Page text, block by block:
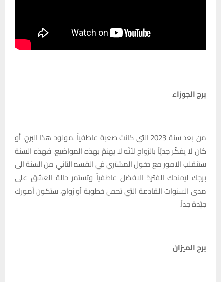
برج الجوزاء
من بعد سنة 2023 التي كانت صعبة عاطفياً لمولود هذا البرج، أو
كان لا يفكّر جديّاً بالزواج لأنّه لا يهنمّ بهذه المواضيع. فهذه السنة
ستنقلب الامور مع دخول المشتري في القسم الثاني من السنة الى
برجك ليمنحك الفترة الافضل عاطفياً وتستمر حالة العشق على
مدى السنوات القادمة التي تحمل خطوبة أو زواج، ستكون أمورك
جيّدة جداً.
برج الميزان